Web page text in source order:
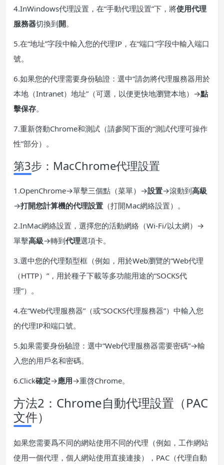
4.InWindows代理設置，在“手動代理設置”下，將使用代理
服務器切換到開。
5.在“地址”字段中輸入您的代理IP，在“端口”字段中輸入端口
號。
6.如果您的代理需要身份驗證：選中“請勿將代理服務器用於
本地（Intranet）地址”（可選，以便更快地瀏覽本地）→點
擊保存。
7.重新啓動Chrome和測試（請參閱下面的“測試代理可操作
性”部分）。
第3步：MacChrome代理設置
1.OpenChrome→單擊三個點（菜單）→設置→滾動到高級
→打開您計算機的代理設置 （打開Mac網絡設置）。
2.InMac網絡設置，選擇您的活動網絡（Wi-Fi/以太網）→
單擊高級→轉到代理選項卡。
3.選中您的代理類型框（例如，用於Web瀏覽的“Web代理
（HTTP）”，用於種子下載等多功能用途的“SOCKS代
理”）。
4.在“Web代理服務器”（或“SOCKS代理服務器”）中輸入您
的代理IP和端口號。
5.如果需要身份驗證：選中“Web代理服務器需要密碼”→輸
入您的用戶名和密碼。
6.Click確定→應用→重啓Chrome。
方法2：Chrome自動代理設置（PAC
文件）
如果您需要爲不同的網站使用不同的代理（例如，工作網站
使用一個代理，個人網站使用直接連接），PAC（代理自動